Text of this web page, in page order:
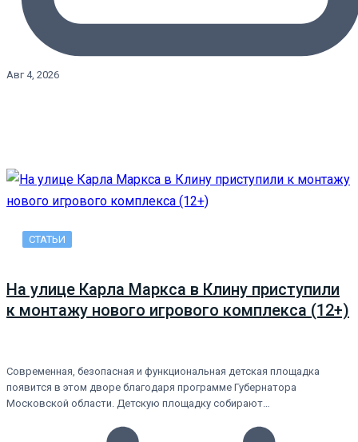
Авг 4, 2026
СТАТЬИ
На улице Карла Маркса в Клину приступили
к монтажу нового игрового комплекса (12+)
Современная, безопасная и функциональная детская площадка
появится в этом дворе благодаря программе Губернатора
Московской области. Детскую площадку собирают…